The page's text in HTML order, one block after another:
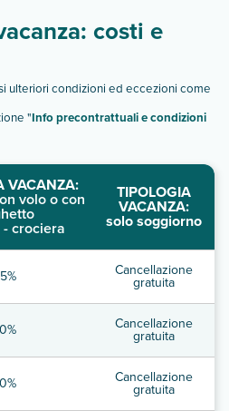
costi e
ulteriori condizioni ed eccezioni come
"Info precontrattuali e condizioni
VACANZA:
volo o con
crociera
TIPOLOGIA
VACANZA:
solo soggiorno
Cancellazione
gratuita
Cancellazione
gratuita
Cancellazione
gratuita